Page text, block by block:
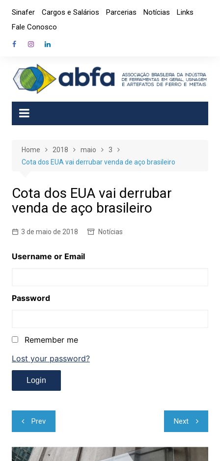
content
Sinafer Cargos e Salários Parcerias Notícias
Links
Fale Conosco
Home 2018 maio
3
Cota dos EUA vai derrubar venda de aço brasileiro
Cota dos EUA vai derrubar
venda de aço brasileiro
3 de maio de 2018 Notícias
Username or Email
Password
Remember me
Lost your password?
Navegação
de
Post
Prev Next